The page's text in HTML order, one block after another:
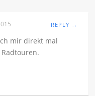
REPLY →
mir direkt mal